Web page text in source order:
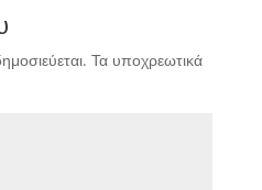
Τα υποχρεωτικά